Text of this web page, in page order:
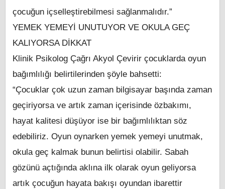
çocuğun içselleştirebilmesi sağlanmalıdır.”
YEMEK YEMEYİ UNUTUYOR VE OKULA GEÇ
KALIYORSA DİKKAT
Klinik Psikolog Çağrı Akyol Çevirir çocuklarda oyun
bağımlılığı belirtilerinden şöyle bahsetti:
“Çocuklar çok uzun zaman bilgisayar başında zaman
geçiriyorsa ve artık zaman içerisinde özbakımı,
hayat kalitesi düşüyor ise bir bağımlılıktan söz
edebiliriz. Oyun oynarken yemek yemeyi unutmak,
okula geç kalmak bunun belirtisi olabilir. Sabah
gözünü açtığında aklına ilk olarak oyun geliyorsa
artık çocuğun hayata bakışı oyundan ibarettir